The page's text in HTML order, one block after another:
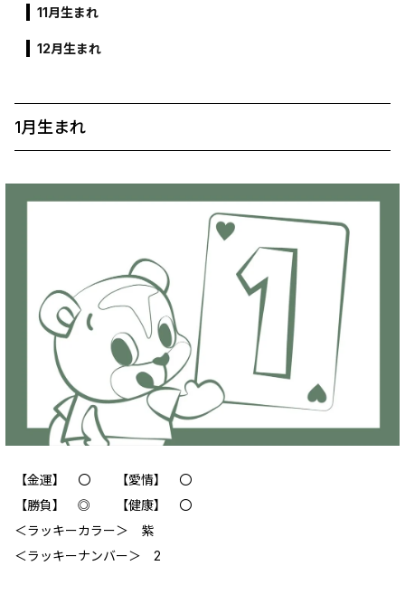
11月生まれ
12月生まれ
1月生まれ
【金運】 〇 【愛情】 〇
【勝負】 ◎ 【健康】 〇
＜ラッキーカラー＞ 紫
＜ラッキーナンバー＞ 2